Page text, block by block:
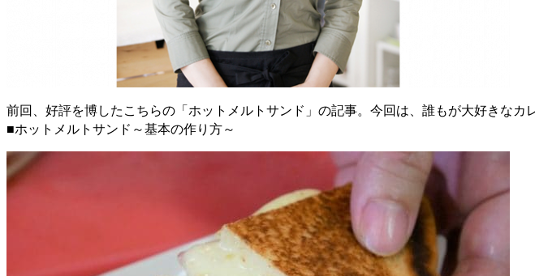
前回、好評を博したこちらの「ホットメルトサンド」の記事。今回は、誰もが大好きな
■ホットメルトサンド～基本の作り方～